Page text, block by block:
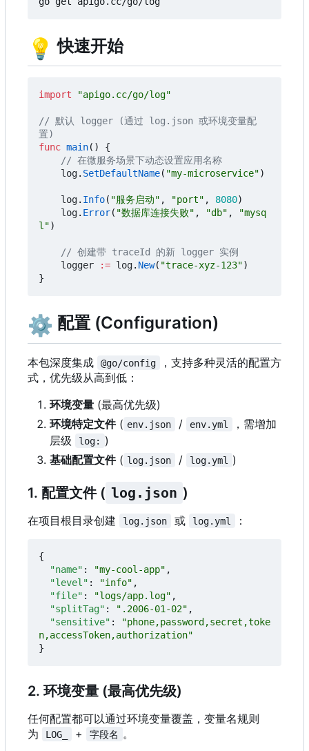
💡 快速开始
import "apigo.cc/go/log"
// 默认 logger (通过 log.json 或环境变量配
置)
func main()
{
// 在微服务场景下动态设置应用名称
log. SetDefaultName( "my-microservice")
log. Info( "服务启动" , "port" , 8080)
log. Error( "数据库连接失败" , "db" ,
"mysq
l")
// 创建带 traceId 的新 logger 实例
logger
:= log. New( "trace-xyz-123")
}
⚙️ 配置 (Configuration)
本包深度集成 @go/config
，支持多种灵活的配置方
式，优先级从高到低：
环境变量 (最高优先级)
环境特定文件( env.json / env.yml
，需增加
层级
log:
)
基础配置文件( log.json / log.yml )
1. 配置文件 ( log.json )
在项目根目录创建 log.json 或 log.yml ：
{
"name" : "my-cool-app" ,
"level" : "info" ,
"file" : "logs/app.log" ,
"splitTag" : ".2006-01-02" ,
"sensitive" :
"phone,password,secret,toke
n,accessToken,authorization"
}
2. 环境变量 (最高优先级)
任何配置都可以通过环境变量覆盖，变量名规则
为
LOG_ + 字段名 。